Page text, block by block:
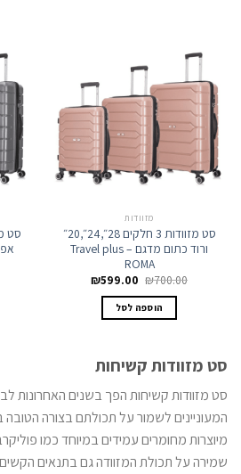
מזוודות
סט מזוודות 3 חלקים 28״,24״,20״
ורוד כתום מדגם Travel plus –
ROMA
₪700.00 המחיר
היה:
₪700.00.
₪599.00 המחיר
הוספה לסל
סט מזוודות קשיחות
סט מזוודות קשיחות הפך בשנים האחרונות
המעוניינים לשמור על תכולתם בצורה הטובה
שמירה על תכולת המזוודה גם בתנאים